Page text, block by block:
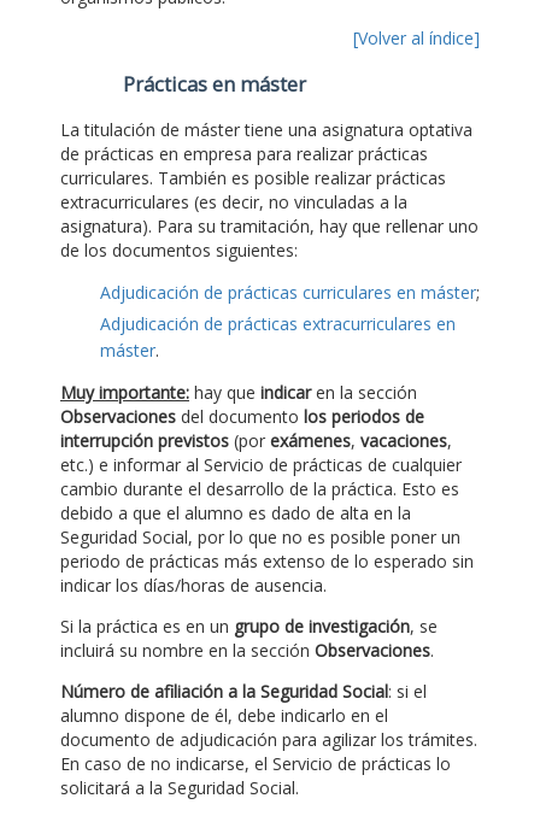
[Volver al índice]
Prácticas en máster
La titulación de máster tiene una asignatura optativa
de prácticas en empresa para realizar prácticas
curriculares. También es posible realizar prácticas
extracurriculares (es decir, no vinculadas a la
asignatura). Para su tramitación, hay que rellenar uno
de los documentos siguientes:
Adjudicación de prácticas curriculares en máster;
Adjudicación de prácticas extracurriculares en
máster.
Muy importante: hay que indicaren la sección
Observaciones del documento los periodos de
interrupción previstos (por exámenes, vacaciones,
etc.) e informar al Servicio de prácticas de cualquier
cambio durante el desarrollo de la práctica. Esto es
debido a que el alumno es dado de alta en la
Seguridad Social, por lo que no es posible poner un
periodo de prácticas más extenso de lo esperado sin
indicar los días/horas de ausencia.
Si la práctica es en un grupo de investigación, se
incluirá su nombre en la sección Observaciones.
Número de afiliación a la Seguridad Social: si el
alumno dispone de él, debe indicarlo en el
documento de adjudicación para agilizar los trámites.
En caso de no indicarse, el Servicio de prácticas lo
solicitará a la Seguridad Social.